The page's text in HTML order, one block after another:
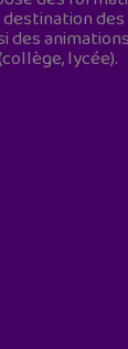
des
des
lycée).